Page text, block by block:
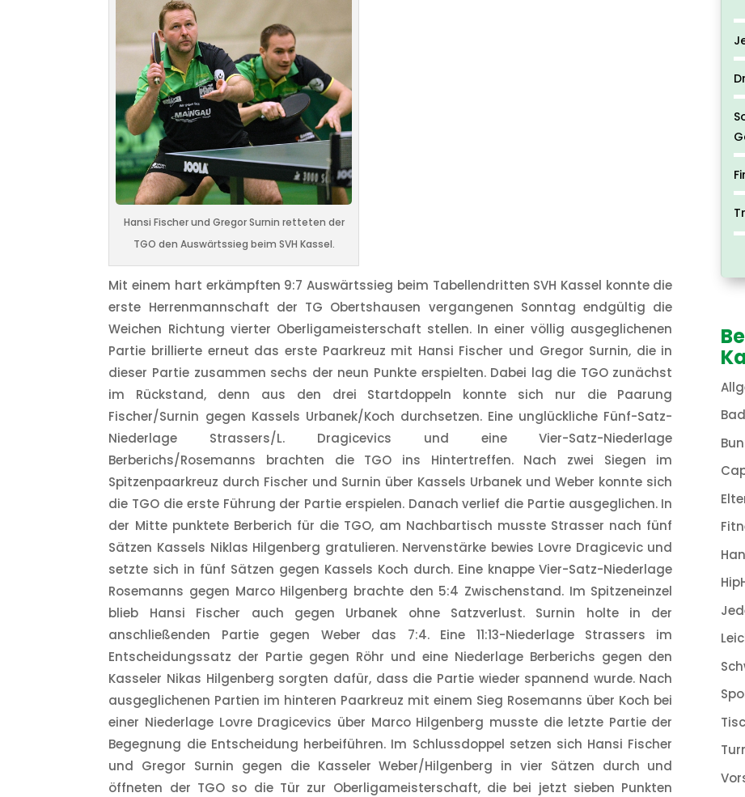
Hansi Fischer und Gregor Surnin retteten der
TGO den Auswärtssieg beim SVH Kassel.
Mit einem hart erkämpften 9:7 Auswärtssieg beim Tabellendritten SVH Kassel konnte die
erste Herrenmannschaft der TG Obertshausen vergangenen Sonntag endgültig die
Weichen Richtung vierter Oberligameisterschaft stellen. In einer völlig ausgeglichenen
Partie brillierte erneut das erste Paarkreuz mit Hansi Fischer und Gregor Surnin, die in
dieser Partie zusammen sechs der neun Punkte erspielten. Dabei lag die TGO zunächst
im Rückstand, denn aus den drei Startdoppeln konnte sich nur die Paarung
Fischer/Surnin gegen Kassels Urbanek/Koch durchsetzen. Eine unglückliche Fünf-Satz-
Niederlage Strassers/L. Dragicevics und eine Vier-Satz-Niederlage
Berberichs/Rosemanns brachten die TGO ins Hintertreffen. Nach zwei Siegen im
Spitzenpaarkreuz durch Fischer und Surnin über Kassels Urbanek und Weber konnte sich
die TGO die erste Führung der Partie erspielen. Danach verlief die Partie ausgeglichen. In
der Mitte punktete Berberich für die TGO, am Nachbartisch musste Strasser nach fünf
Sätzen Kassels Niklas Hilgenberg gratulieren. Nervenstärke bewies Lovre Dragicevic und
setzte sich in fünf Sätzen gegen Kassels Koch durch. Eine knappe Vier-Satz-Niederlage
Rosemanns gegen Marco Hilgenberg brachte den 5:4 Zwischenstand. Im Spitzeneinzel
blieb Hansi Fischer auch gegen Urbanek ohne Satzverlust. Surnin holte in der
anschließenden Partie gegen Weber das 7:4. Eine 11:13-Niederlage Strassers im
Entscheidungssatz der Partie gegen Röhr und eine Niederlage Berberichs gegen den
Kasseler Nikas Hilgenberg sorgten dafür, dass die Partie wieder spannend wurde. Nach
ausgeglichenen Partien im hinteren Paarkreuz mit einem Sieg Rosemanns über Koch bei
einer Niederlage Lovre Dragicevics über Marco Hilgenberg musste die letzte Partie der
Begegnung die Entscheidung herbeiführen. Im Schlussdoppel setzen sich Hansi Fischer
und Gregor Surnin gegen die Kasseler Weber/Hilgenberg in vier Sätzen durch und
öffneten der TGO so die Tür zur Oberligameisterschaft, die bei jetzt sieben Punkten